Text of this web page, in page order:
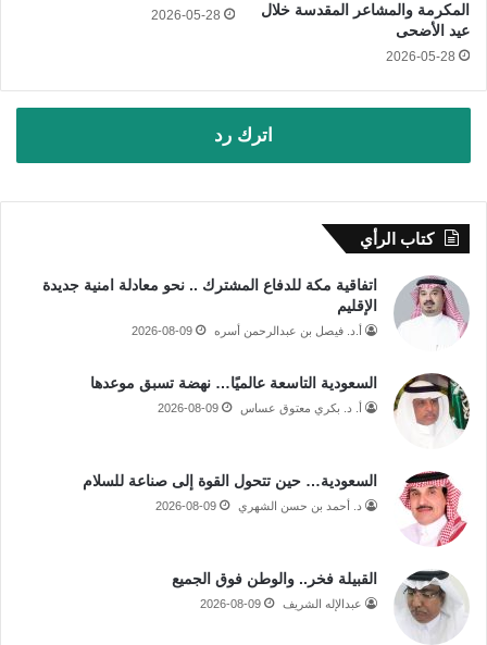
المكرمة والمشاعر المقدسة خلال
عيد الأضحى
2026-05-28
2026-05-28
اترك رد
كتاب الرأي
اتفاقية مكة للدفاع المشترك .. نحو معادلة امنية جديدة
الإقليم
أ.د. فيصل بن عبدالرحمن أسره 2026-08-09
السعودية التاسعة عالميًا… نهضة تسبق موعدها
أ. د. بكري معتوق عساس 2026-08-09
السعودية… حين تتحول القوة إلى صناعة للسلام
د. أحمد بن حسن الشهري 2026-08-09
القبيلة فخر.. والوطن فوق الجميع
عبدالإله الشريف 2026-08-09